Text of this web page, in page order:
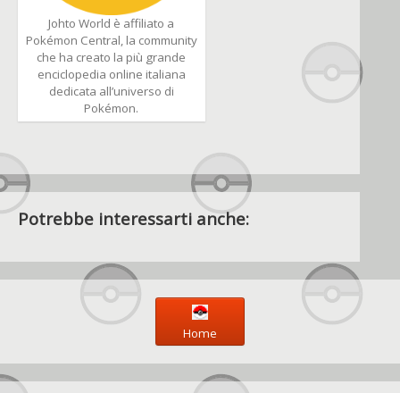
Johto World è affiliato a
Pokémon Central, la community
che ha creato la più grande
enciclopedia online italiana
dedicata all’universo di
Pokémon.
Potrebbe interessarti anche:
Home